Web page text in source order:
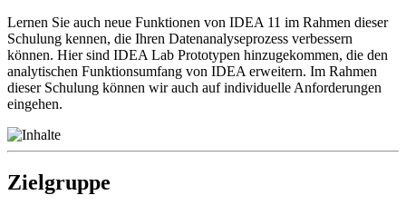
Lernen Sie auch neue Funktionen von IDEA 11 im Rahmen dieser
Schulung kennen, die Ihren Datenanalyseprozess verbessern
können. Hier sind IDEA Lab Prototypen hinzugekommen, die den
analytischen Funktionsumfang von IDEA erweitern. Im Rahmen
dieser Schulung können wir auch auf individuelle Anforderungen
eingehen.
Zielgruppe